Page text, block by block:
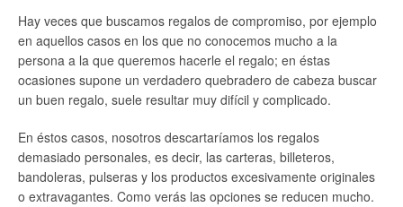
Hay veces que buscamos regalos de compromiso, por ejemplo
en aquellos casos en los que no conocemos mucho a la
persona a la que queremos hacerle el regalo; en éstas
ocasiones supone un verdadero quebradero de cabeza buscar
un buen regalo, suele resultar muy difícil y complicado.
En éstos casos, nosotros descartaríamos los regalos
demasiado personales, es decir, las carteras, billeteros,
bandoleras, pulseras y los productos excesivamente originales
o extravagantes. Como verás las opciones se reducen mucho.